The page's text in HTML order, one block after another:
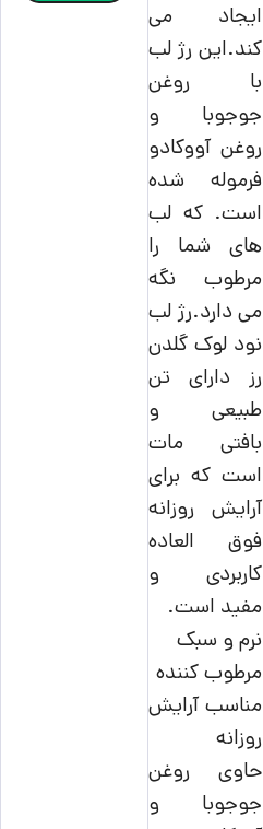
ایجاد می
کند.این رژ لب
با روغن
جوجوبا و
روغن آووکادو
فرموله شده
است. که لب
های شما را
مرطوب نگه
می دارد.رژ لب
نود لوک گلدن
رز دارای تن
طبیعی و
بافتی مات
است که برای
آرایش روزانه
فوق العاده
کاربردی و
مفید است.
نرم و سبک
مرطوب کننده
مناسب آرایش
روزانه
حاوی روغن
جوجوبا و